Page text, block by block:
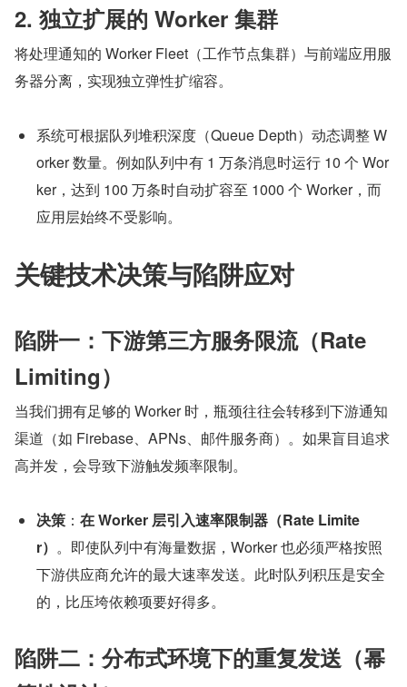
2. 独立扩展的 Worker 集群
将处理通知的 Worker Fleet（工作节点集群）与前端应用服
务器分离，实现独立弹性扩缩容。
系统可根据队列堆积深度（Queue Depth）动态调整 W
orker 数量。例如队列中有 1 万条消息时运行 10 个 Wor
ker，达到 100 万条时自动扩容至 1000 个 Worker，而
应用层始终不受影响。
关键技术决策与陷阱应对
陷阱一：下游第三方服务限流（Rate
Limiting）
当我们拥有足够的 Worker 时，瓶颈往往会转移到下游通知
渠道（如 Firebase、APNs、邮件服务商）。如果盲目追求
高并发，会导致下游触发频率限制。
决策 ： 在 Worker 层引入速率限制器（Rate Limite
r） 。即使队列中有海量数据，Worker 也必须严格按照
下游供应商允许的最大速率发送。此时队列积压是安全
的，比压垮依赖项要好得多。
陷阱二：分布式环境下的重复发送（幂